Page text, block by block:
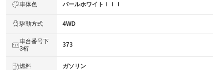
車体色 パールホワイトＩＩＩ
駆動方式 4WD
車台番号下
3桁
373
燃料 ガソリン